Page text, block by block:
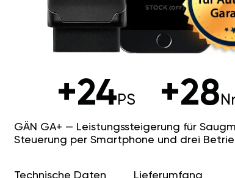
+24PS +28
GÄN GA+ — Leistungssteigerung für
Steuerung per Smartphone und drei
Technische Daten Lieferumfang